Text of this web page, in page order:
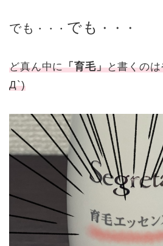
でも ・・・ でも ・・・
ど真ん中に「育毛」と書くの
Д`)